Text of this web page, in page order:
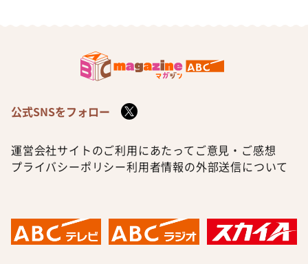
公式SNSをフォロー
運営会社サイトのご利用にあたって ご意見・ご感想
プライバシーポリシー利用者情報の外部送信について